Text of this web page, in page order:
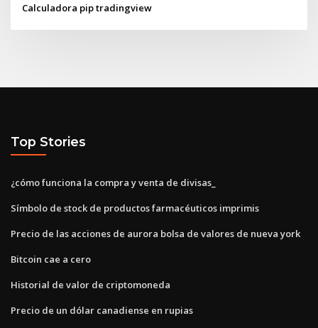
Calculadora pip tradingview
Top Stories
¿cómo funciona la compra y venta de divisas_
Símbolo de stock de productos farmacéuticos imprimis
Precio de las acciones de aurora bolsa de valores de nueva york
Bitcoin cae a cero
Historial de valor de criptomoneda
Precio de un dólar canadiense en rupias